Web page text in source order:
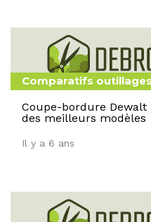
Comparatifs
Coupe-bordure
des meilleurs modèles
Il y a 6 ans